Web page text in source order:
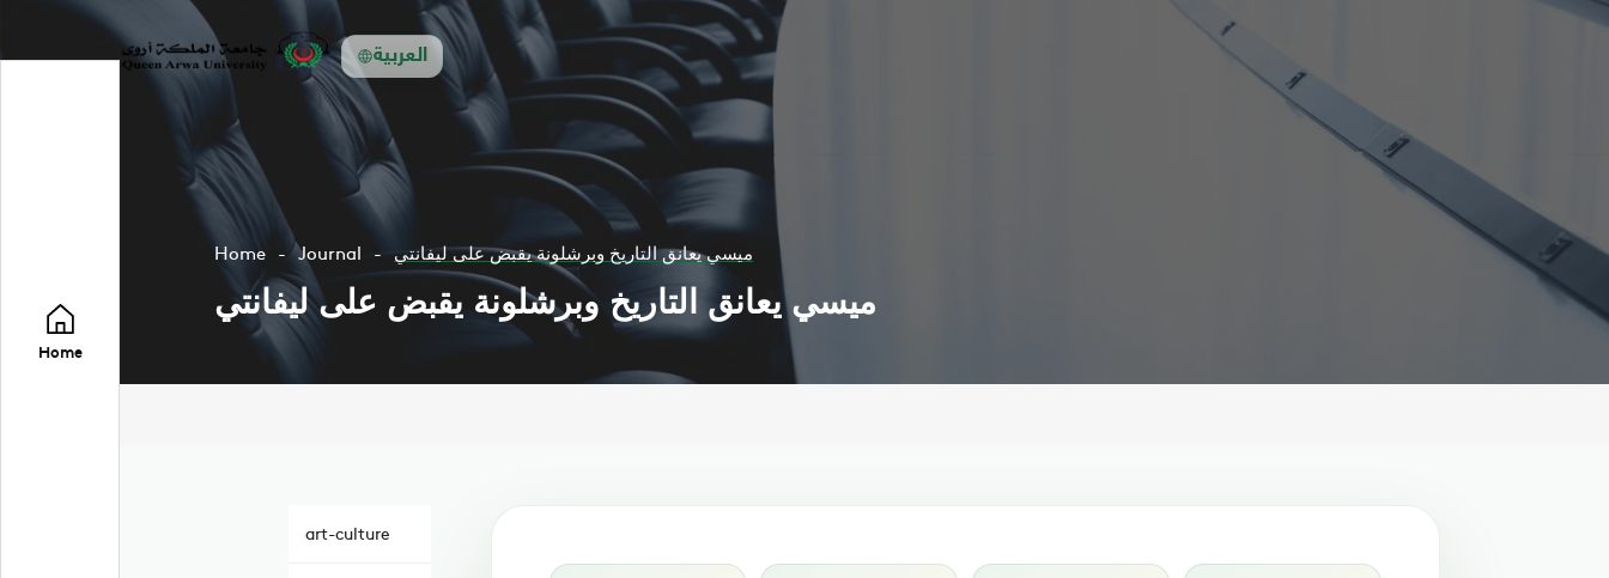
العربية
Home
Home Journal ميسي يعانق التاريخ وبرشلونة يقبض على ليفانتي
ميسي يعانق التاريخ وبرشلونة يقبض على ليفانتي
art-culture